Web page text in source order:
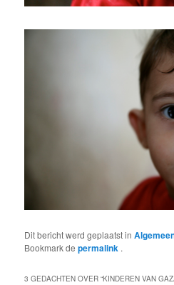
Dit bericht werd geplaatst in
Bookmark depermalink .
3 GEDACHTEN OVER “KINDEREN VAN